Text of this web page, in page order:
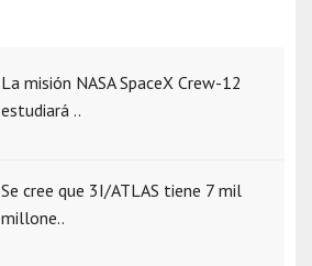
La misión NASA SpaceX Crew-12
estudiará ..
Se cree que 3I/ATLAS tiene 7 mil
millone..